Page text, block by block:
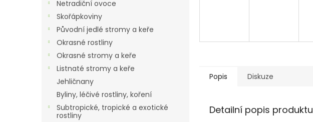
Netradiční ovoce
Skořápkoviny
Původní jedlé stromy a keře
Okrasné rostliny
Okrasné stromy a keře
Listnaté stromy a keře
Jehličnany
Byliny, léčivé rostliny, koření
Subtropické, tropické a exotické
rostliny
Popis Diskuze
Detailní popis produktu